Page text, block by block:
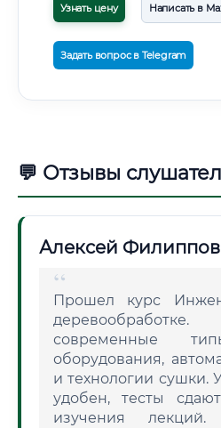
Узнать цену Написать в
Задать вопрос в Telegram
💬 Отзывы
Алексей Филиппов
Прошел курс
современные
оборудования,
и технологии сушки.
удобен, тесты
изучения